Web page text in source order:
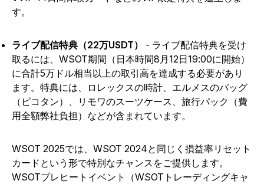
す。
ライブ配信特典（22万USDT）
- ライブ配信特典を受け
取るには、WSOT期間（日本時間8月12日19:00に開始）
に合計5万ドル相当以上の取引高を達成する必要があり
ます。特典には、ロレックスの時計、エルメスのバッグ
（ピコタン）、リモワのスーツケース、旅行パック（費
用全額弊社負担）などが含まれています。
WSOT 2025では、WSOT 2024と同じく損益率リセット
カードという形で特別なチャンスをご提供します。
WSOTプレヒートイベント（WSOTトレーディングキャ